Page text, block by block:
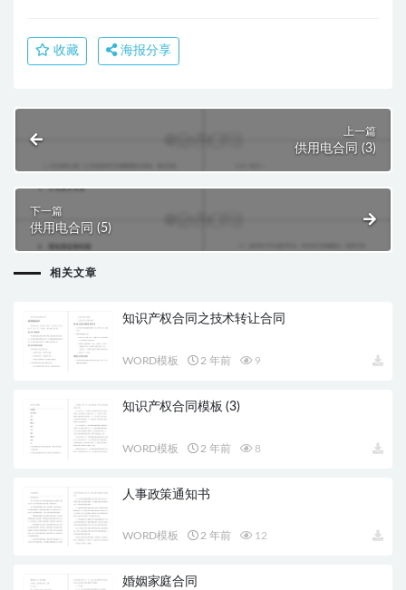
收藏 海报分享
上一篇
供用电合同 (3)
下一篇
供用电合同 (5)
相关文章
知识产权合同之技术转让合同
WORD模板 2 年前 9
知识产权合同模板 (3)
WORD模板 2 年前 8
人事政策通知书
WORD模板 2 年前 12
婚姻家庭合同